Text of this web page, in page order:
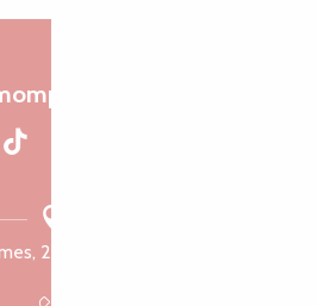
liammet
22300 Lannuon